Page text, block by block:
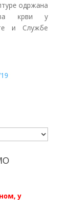
одржана
крви у
и Службе
у